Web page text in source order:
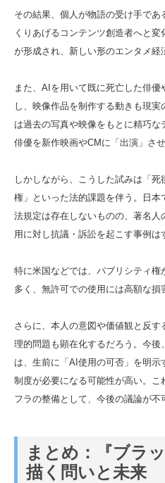
その結果、個人が物語の受け手で
くりあげるコンテンツ創造者へと変
が形成され、新しい形のエンタメ経
また、AIを用いて既に死亡した俳
し、映像作品を制作する動きも現
は過去の写真や映像をもとに精巧
俳優を新作映画やCMに「出演」さ
しかしながら、こうした試みは「
権」といった法的課題を伴う。日
法規定は存在しないものの、著名
用に対し抗議・訴訟を起こす事例は
特に米国などでは、パブリシティ権
多く、無許可での使用には高額な損
さらに、本人の意図や価値観と反
理的問題も顕在化するだろう。今
は、生前に「AI使用の可否」を明
制度が必要になる可能性が高い。
フラの整備として、今後の議論が不
まとめ：『ブラ
描く問いと未来